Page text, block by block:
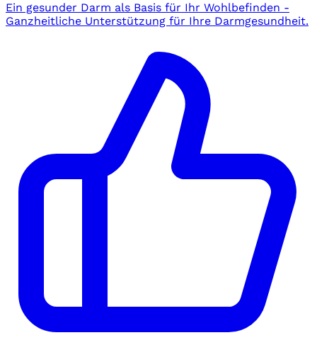
Ein gesunder Darm als Basis für Ihr Wohlbefinden -
Ganzheitliche Unterstützung für Ihre Darmgesundheit.